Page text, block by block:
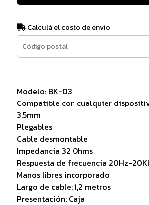
Calculá el costo de envío
Modelo: BK-03
Compatible con cualquier
3,5mm
Plegables
Cable desmontable
Impedancia 32 Ohms
Respuesta de frecuencia 20Hz-
Manos libres incorporado
Largo de cable: 1,2 metros
Presentación: Caja